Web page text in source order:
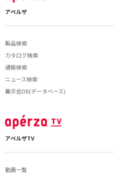
アペルザ
製品検索
カタログ検索
通販検索
ニュース検索
展示会DB(データベース)
アペルザTV
動画一覧